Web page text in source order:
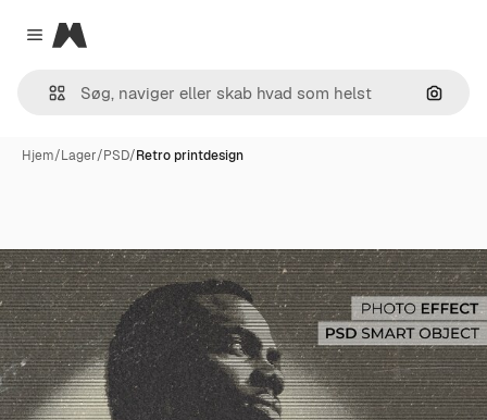
Close menu
Magnific
Søg
Hjem/Lager/PSD/Retro printdesign